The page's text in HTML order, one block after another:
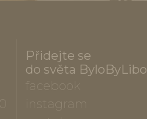
Přidejte se
do světa ByloByLibo
facebook
instagram